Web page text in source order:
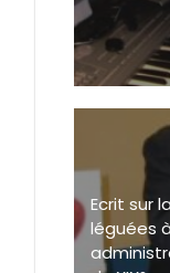
Ecrit sur
léguées